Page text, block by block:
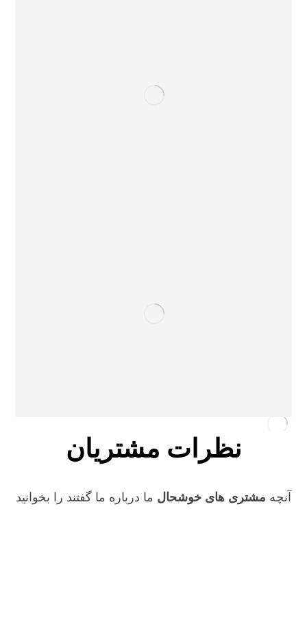
نظرات مشتریان
آنچه مشتری های خوشحال ما درباره ما گفتند را بخوانید